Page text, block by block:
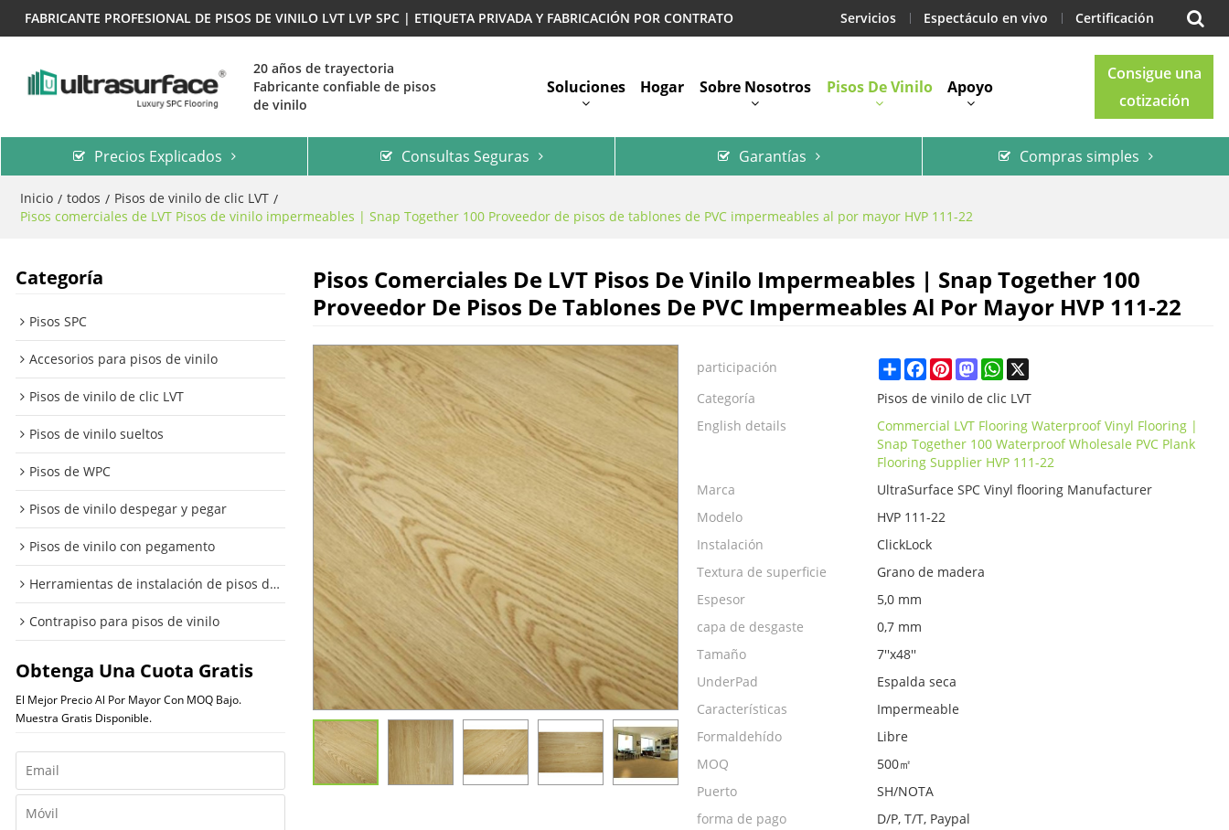
FABRICANTE PROFESIONAL DE PISOS DE VINILO LVT LVP SPC | ETIQUETA PRIVADA Y FABRICACIÓN POR CONTRATO Servicios Espectáculo en vivo Certificación
20 años de trayectoria
Fabricante confiable de pisos
de vinilo
Soluciones Hogar Sobre Nosotros Pisos De Vinilo Apoyo
Consigue una
cotización
Precios Explicados Consultas Seguras Garantías Compras simples
Inicio / todos / Pisos de vinilo de clic LVT /
Pisos comerciales de LVT Pisos de vinilo impermeables | Snap Together 100 Proveedor de pisos de tablones de PVC impermeables al por mayor HVP 111-22
Categoría
Pisos SPC
Accesorios para pisos de vinilo
Pisos de vinilo de clic LVT
Pisos de vinilo sueltos
Pisos de WPC
Pisos de vinilo despegar y pegar
Pisos de vinilo con pegamento
Herramientas de instalación de pisos de vinilo
Contrapiso para pisos de vinilo
Obtenga Una Cuota Gratis
El Mejor Precio Al Por Mayor Con MOQ Bajo.
Muestra Gratis Disponible.
Pisos Comerciales De LVT Pisos De Vinilo Impermeables | Snap Together 100
Proveedor De Pisos De Tablones De PVC Impermeables Al Por Mayor HVP 111-22
participación ShareFacebookPinterestMastodonWhatsApp
Categoría
Pisos de vinilo de clic LVT
English details
Commercial LVT Flooring Waterproof Vinyl Flooring |
Snap Together 100 Waterproof Wholesale PVC Plank
Flooring Supplier HVP 111-22
Marca
UltraSurface SPC Vinyl flooring Manufacturer
Modelo
HVP 111-22
Instalación
ClickLock
Textura de superficie
Grano de madera
Espesor
5,0 mm
capa de desgaste
0,7 mm
Tamaño
7''x48''
UnderPad
Espalda seca
Características
Impermeable
Formaldehído
Libre
MOQ
500㎡
Puerto
SH/NOTA
forma de pago
D/P, T/T, Paypal